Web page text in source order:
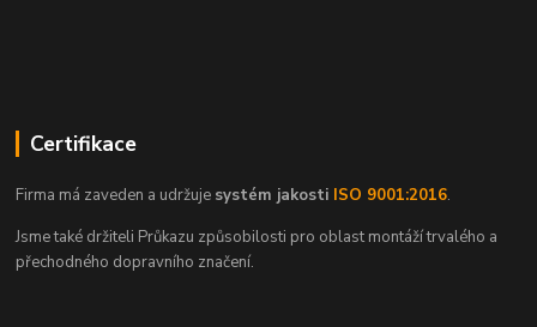
Certifikace
Firma má zaveden a udržuje systém jakosti ISO 9001:2016.
Jsme také držiteli Průkazu způsobilosti pro oblast montáží trvalého a
přechodného dopravního značení.